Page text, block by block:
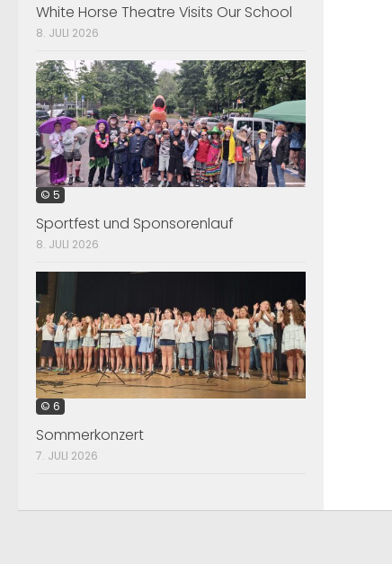
White Horse Theatre Visits Our School
8. JULI 2026
© 5
Sportfest und Sponsorenlauf
8. JULI 2026
© 6
Sommerkonzert
7. JULI 2026